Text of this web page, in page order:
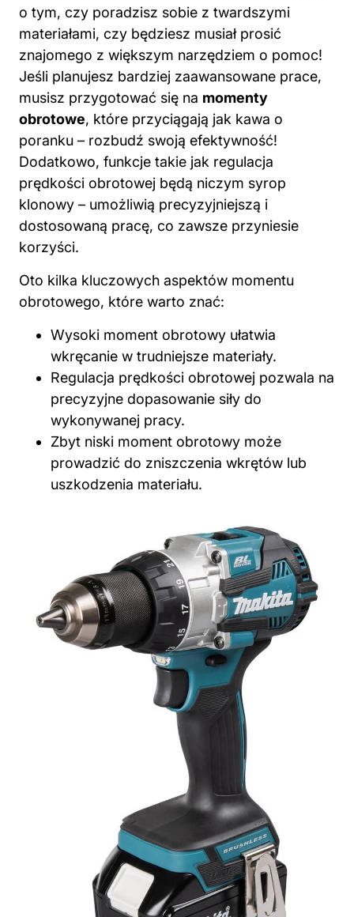
o tym, czy poradzisz sobie z twardszymi
materiałami, czy będziesz musiał prosić
znajomego z większym narzędziem o pomoc!
Jeśli planujesz bardziej zaawansowane prace,
musisz przygotować się na momenty
obrotowe, które przyciągają jak kawa o
poranku – rozbudź swoją efektywność!
Dodatkowo, funkcje takie jak regulacja
prędkości obrotowej będą niczym syrop
klonowy – umożliwią precyzyjniejszą i
dostosowaną pracę, co zawsze przyniesie
korzyści.
Oto kilka kluczowych aspektów momentu
obrotowego, które warto znać:
Wysoki moment obrotowy ułatwia
wkręcanie w trudniejsze materiały.
Regulacja prędkości obrotowej pozwala na
precyzyjne dopasowanie siły do
wykonywanej pracy.
Zbyt niski moment obrotowy może
prowadzić do zniszczenia wkrętów lub
uszkodzenia materiału.